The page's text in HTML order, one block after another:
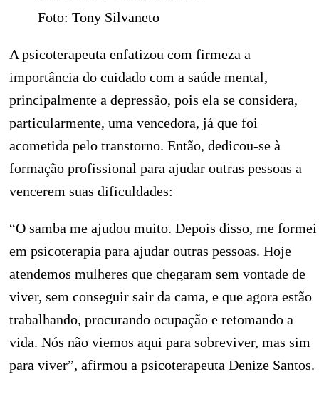
Foto: Tony Silvaneto
A psicoterapeuta enfatizou com firmeza a
importância do cuidado com a saúde mental,
principalmente a depressão, pois ela se considera,
particularmente, uma vencedora, já que foi
acometida pelo transtorno. Então, dedicou-se à
formação profissional para ajudar outras pessoas a
vencerem suas dificuldades:
“O samba me ajudou muito. Depois disso, me formei
em psicoterapia para ajudar outras pessoas. Hoje
atendemos mulheres que chegaram sem vontade de
viver, sem conseguir sair da cama, e que agora estão
trabalhando, procurando ocupação e retomando a
vida. Nós não viemos aqui para sobreviver, mas sim
para viver”, afirmou a psicoterapeuta Denize Santos.